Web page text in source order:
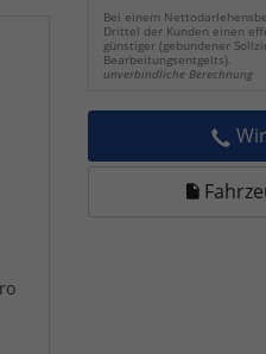
Bei einem
Drittel der Kunden einen
günstiger (gebundener
Bearbeitungsentgelts).
unverbindliche Berechnung